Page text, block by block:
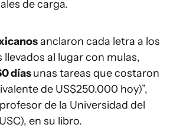
de carga.
anclaron cada letra a los
al lugar con mulas,
díasunas tareas que costaron
de US$250.000 hoy)”,
de la Universidad del
en su libro.